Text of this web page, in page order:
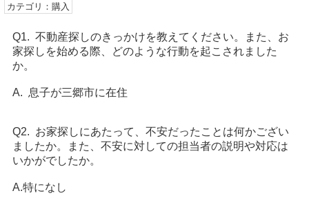
カテゴリ：購入
Q1. 不動産探しのきっかけを教えてください。また、お
家探しを始める際、どのような行動を起こされました
か。
A. 息子が三郷市に在住
Q2. お家探しにあたって、不安だったことは何かござい
ましたか。また、不安に対しての担当者の説明や対応は
いかがでしたか。
A.特になし